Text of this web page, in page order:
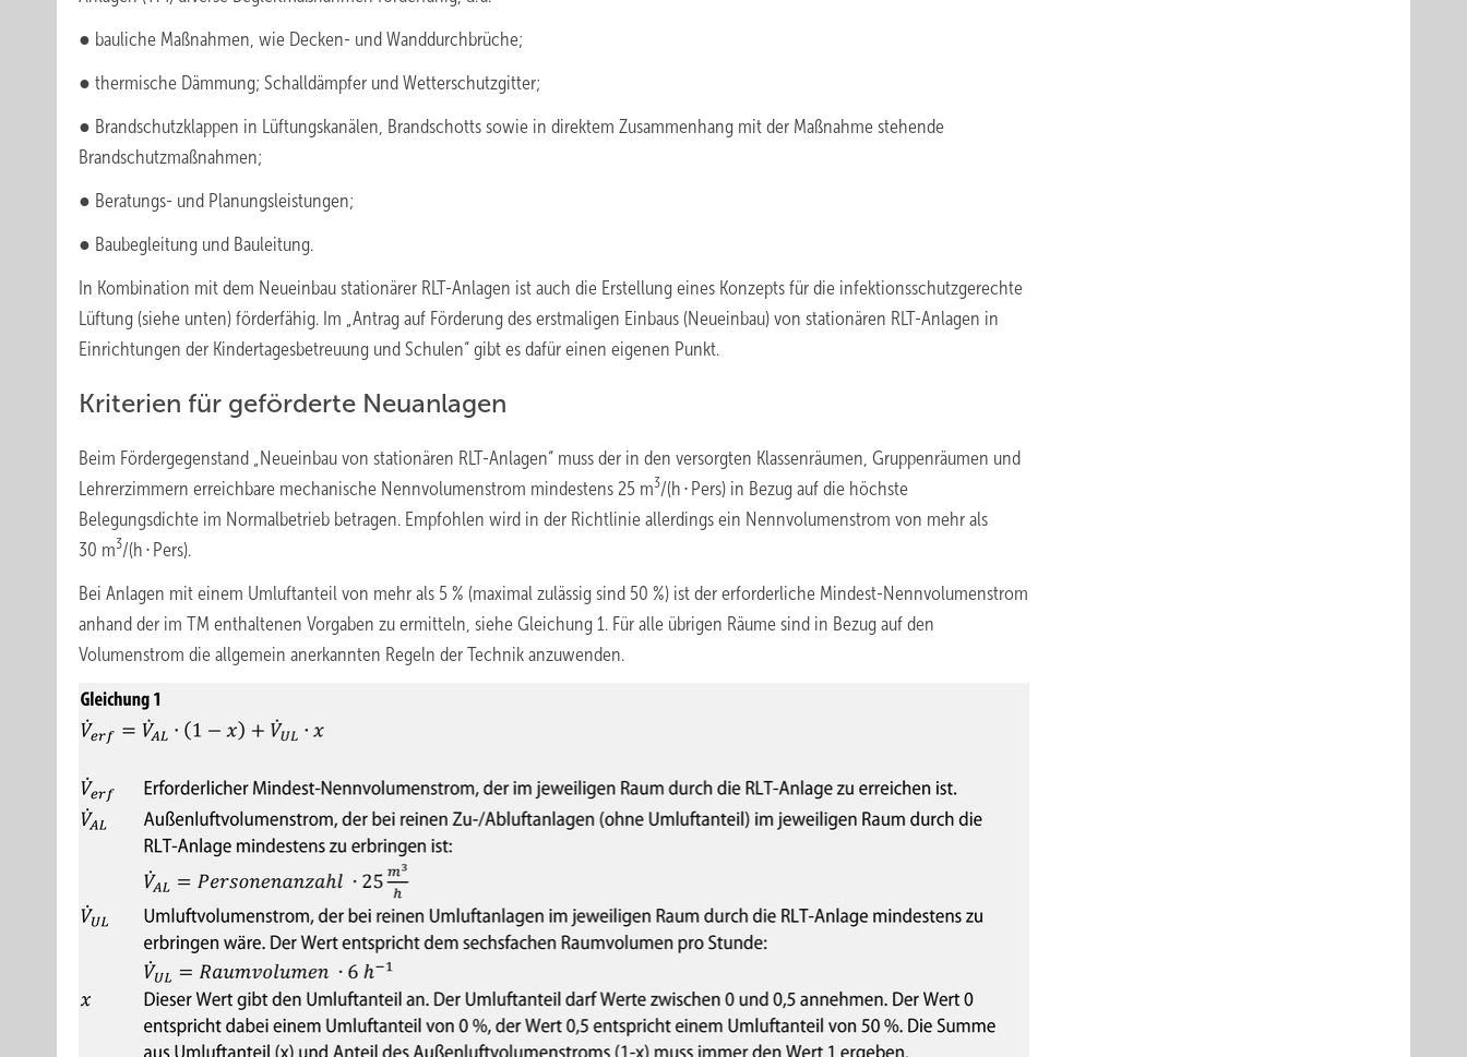
● bauliche Maßnahmen, wie Decken- und Wanddurchbrüche;
● thermische Dämmung; Schalldämpfer und Wetterschutzgitter;
● Brandschutzklappen in Lüftungskanälen, Brandschotts sowie in direktem Zusammenhang mit der Maßnahme stehende
Brandschutzmaßnahmen;
● Beratungs- und Planungsleistungen;
● Baubegleitung und Bauleitung.
In Kombination mit dem Neueinbau stationärer RLT-Anlagen ist auch die Erstellung eines Konzepts für die infektionsschutzgerechte
Lüftung (siehe unten) förderfähig. Im „Antrag auf Förderung des erstmaligen Einbaus (Neueinbau) von stationären RLT-Anlagen in
Einrichtungen der Kindertagesbetreuung und Schulen“ gibt es dafür einen eigenen Punkt.
Kriterien für geförderte Neuanlagen
Beim Fördergegenstand „Neueinbau von stationären RLT-Anlagen“ muss der in den versorgten Klassenräumen, Gruppenräumen und
Lehrerzimmern erreichbare mechanische Nennvolumenstrom mindestens 25 m3/(h ∙ Pers) in Bezug auf die höchste
Belegungsdichte im Normalbetrieb betragen. Empfohlen wird in der Richtlinie allerdings ein Nennvolumenstrom von mehr als
30 m3/(h ∙ Pers).
Bei Anlagen mit einem Umluftanteil von mehr als 5 % (maximal zulässig sind 50 %) ist der erforderliche Mindest-Nennvolumenstrom
anhand der im TM enthaltenen Vorgaben zu ermitteln, siehe Gleichung 1. Für alle übrigen Räume sind in Bezug auf den
Volumenstrom die allgemein anerkannten Regeln der Technik anzuwenden.